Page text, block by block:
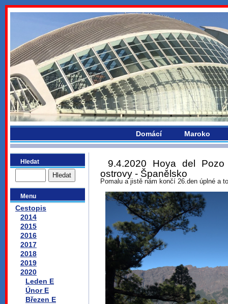
bydlikemevropou.com
Domácí Maroko
Hledat
Menu
Cestopis
2014
2015
2016
2017
2018
2019
2020
Leden E
Únor E
Březen E
9.4.2020 Hoya del
ostrovy - Španělsko
Pomalu a jistě nám končí 26.den úplné a